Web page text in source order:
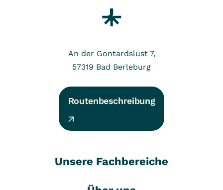
An der Gontardslust 7,
57319 Bad Berleburg
Routenbeschreibung
Unsere Fachbereiche